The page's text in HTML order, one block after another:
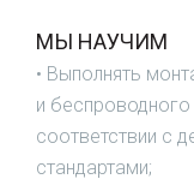
МЫ НАУЧИМ
• Выполнять
и
соответствии с
стандартами;